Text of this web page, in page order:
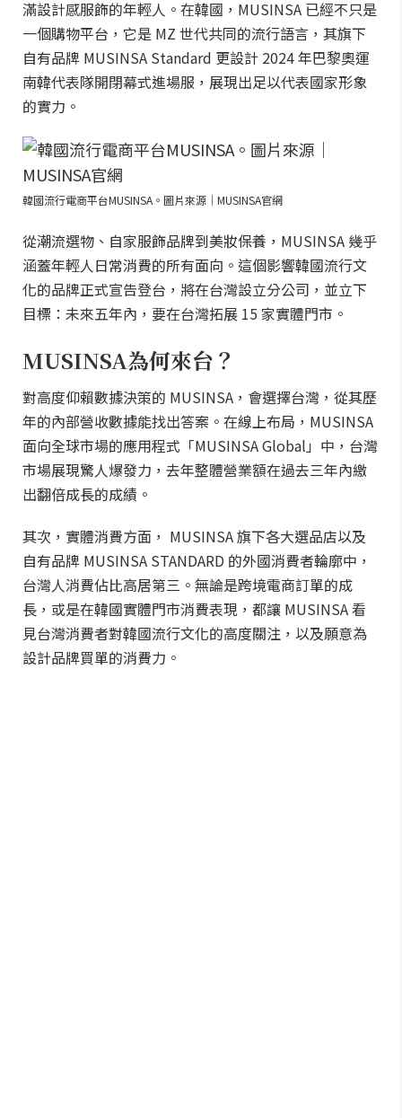
滿設計感服飾的年輕人。在韓國，MUSINSA 已經不只是
一個購物平台，它是 MZ 世代共同的流行語言，其旗下
自有品牌 MUSINSA Standard 更設計 2024 年巴黎奧運
南韓代表隊開閉幕式進場服，展現出足以代表國家形象
的實力。
韓國流行電商平台MUSINSA。圖片來源｜MUSINSA官網
從潮流選物、自家服飾品牌到美妝保養，MUSINSA 幾乎
涵蓋年輕人日常消費的所有面向。這個影響韓國流行文
化的品牌正式宣告登台，將在台灣設立分公司，並立下
目標：未來五年內，要在台灣拓展 15 家實體門市。
MUSINSA為何來台？
對高度仰賴數據決策的 MUSINSA，會選擇台灣，從其歷
年的內部營收數據能找出答案。在線上布局，MUSINSA
面向全球市場的應用程式「MUSINSA Global」中，台灣
市場展現驚人爆發力，去年整體營業額在過去三年內繳
出翻倍成長的成績。
其次，實體消費方面， MUSINSA 旗下各大選品店以及
自有品牌 MUSINSA STANDARD 的外國消費者輪廓中，
台灣人消費佔比高居第三。無論是跨境電商訂單的成
長，或是在韓國實體門市消費表現，都讓 MUSINSA 看
見台灣消費者對韓國流行文化的高度關注，以及願意為
設計品牌買單的消費力。